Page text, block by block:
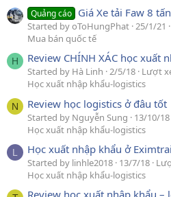
Quảng cáo Giá Xe tải Faw 8
Started by oToHungPhat 25/1/21
Mua bán quốc tế
H Review CHÍNH XÁC học xuất
Started by Hà Linh 2/5/18 Lượt
Học xuất nhập khẩu-logistics
N Review học logistics ở đâu tốt
Started by Nguyễn Sung 13/10/18
Học xuất nhập khẩu-logistics
L Học xuất nhập khẩu ở
Started by linhle2018 13/7/18
Học xuất nhập khẩu-logistics